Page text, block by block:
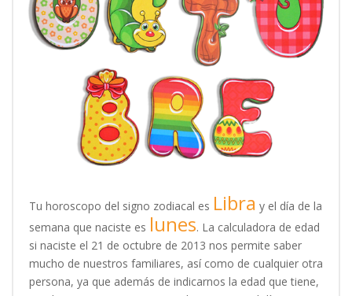
Tu horoscopo del signo zodiacal es Libra y el día de la
semana que naciste es lunes. La calculadora de edad
si naciste el 21 de octubre de 2013 nos permite saber
mucho de nuestros familiares, así como de cualquier otra
persona, ya que además de indicarnos la edad que tiene,